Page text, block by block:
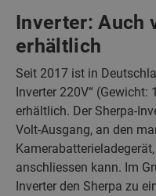
Inverter: Auch
erhältlich
Seit 2017 ist in
Inverter 220V“ (Gewicht:
erhältlich. Der Sherpa-
Volt-Ausgang, an den
anschliessen kann. Im
Inverter den Sherpa zu